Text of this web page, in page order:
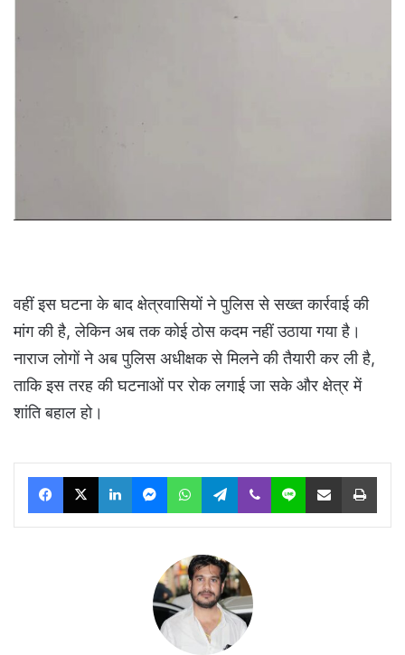
वहीं इस घटना के बाद क्षेत्रवासियों ने पुलिस से सख्त कार्रवाई की
मांग की है, लेकिन अब तक कोई ठोस कदम नहीं उठाया गया है।
नाराज लोगों ने अब पुलिस अधीक्षक से मिलने की तैयारी कर ली है,
ताकि इस तरह की घटनाओं पर रोक लगाई जा सके और क्षेत्र में
शांति बहाल हो।
Facebook
X LinkedInMessengerWhatsAppTelegram
Viber Line Share via Email Print